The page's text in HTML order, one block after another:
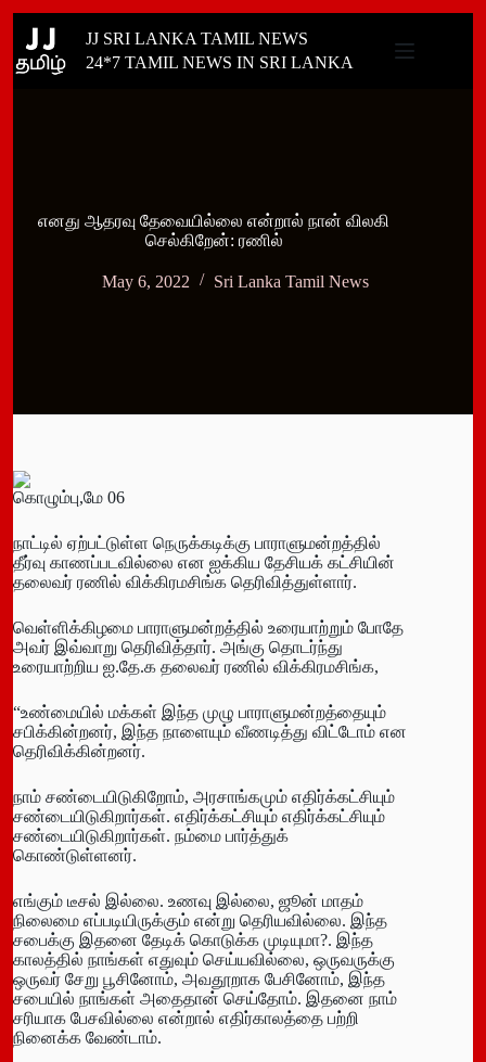
content
JJ SRI LANKA TAMIL NEWS
24*7 TAMIL NEWS IN SRI LANKA
எனது ஆதரவு தேவையில்லை என்றால் நான் விலகி
செல்கிறேன்: ரணில்
May 6, 2022 Sri Lanka Tamil News
கொழும்பு,மே 06
நாட்டில் ஏற்பட்டுள்ள நெருக்கடிக்கு பாராளுமன்றத்தில்
தீர்வு காணப்படவில்லை என ஐக்கிய தேசியக் கட்சியின்
தலைவர் ரணில் விக்கிரமசிங்க தெரிவித்துள்ளார்.
வெள்ளிக்கிழமை பாராளுமன்றத்தில் உரையாற்றும் போதே
அவர் இவ்வாறு தெரிவித்தார். அங்கு தொடர்ந்து
உரையாற்றிய ஐ.தே.க தலைவர் ரணில் விக்கிரமசிங்க,
“உண்மையில் மக்கள் இந்த முழு பாராளுமன்றத்தையும்
சபிக்கின்றனர், இந்த நாளையும் வீணடித்து விட்டோம் என
தெரிவிக்கின்றனர்.
நாம் சண்டையிடுகிறோம், அரசாங்கமும் எதிர்க்கட்சியும்
சண்டையிடுகிறார்கள். எதிர்க்கட்சியும் எதிர்க்கட்சியும்
சண்டையிடுகிறார்கள். நம்மை பார்த்துக்
கொண்டுள்ளனர்.
எங்கும் டீசல் இல்லை. உணவு இல்லை, ஜூன் மாதம்
நிலைமை எப்படியிருக்கும் என்று தெரியவில்லை. இந்த
சபைக்கு இதனை தேடிக் கொடுக்க முடியுமா?. இந்த
காலத்தில் நாங்கள் எதுவும் செய்யவில்லை, ஒருவருக்கு
ஒருவர் சேறு பூசினோம், அவதூறாக பேசினோம், இந்த
சபையில் நாங்கள் அதைதான் செய்தோம். இதனை நாம்
சரியாக பேசவில்லை என்றால் எதிர்காலத்தை பற்றி
நினைக்க வேண்டாம்.